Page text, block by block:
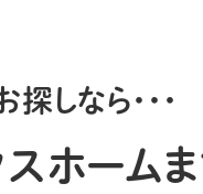
しなら・・・
ホームま